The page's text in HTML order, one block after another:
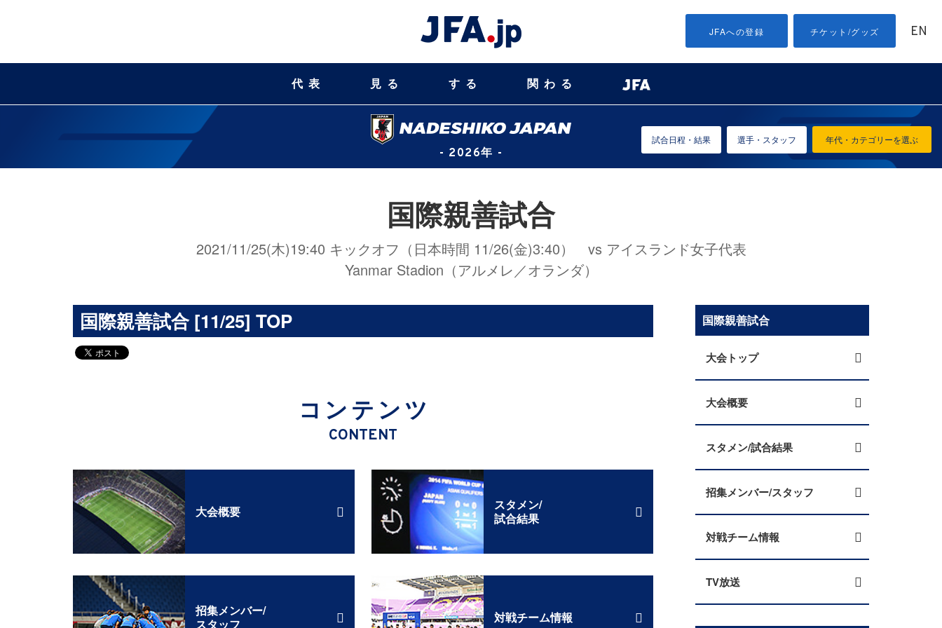
JFAへの登録 チケット/グッズ EN
代表 見る する 関わる
- 2026年 -
年代・カテゴリーを選ぶ
試合日程・結果 選手・スタッフ
国際親善試合 [11/25] TOP
国際親善試合
2021/11/25(木)19:40 キックオフ（日本時間 11/26(金)3:40） vs アイスランド女子代表
Yanmar Stadion（アルメレ／オランダ）
コンテンツ
CONTENT
大会概要
スタメン/
試合結果
招集メンバー/
スタッフ
対戦チーム情報
国際親善試合
大会トップ
大会概要
スタメン/試合結果
招集メンバー/スタッフ
対戦チーム情報
TV放送